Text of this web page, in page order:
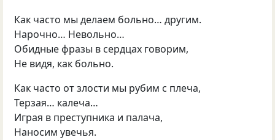
Как часто мы делаем больно… другим.
Нарочно… Невольно…
Обидные фразы в сердцах говорим,
Не видя, как больно.
Как часто от злости мы рубим с плеча,
Терзая… калеча…
Играя в преступника и палача,
Наносим увечья.